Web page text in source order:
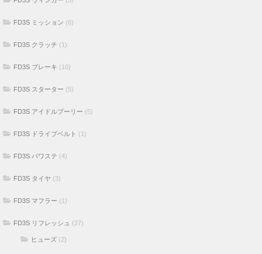
FD3S ミッション (6)
FD3S クラッチ (1)
FD3S ブレーキ (10)
FD3S スターター (5)
FD3S アイドルプーリー (5)
FD3S ドライブベルト (1)
FD3S パワステ (4)
FD3S タイヤ (3)
FD3S マフラー (1)
FD3S リフレッシュ (27)
ヒューズ (2)